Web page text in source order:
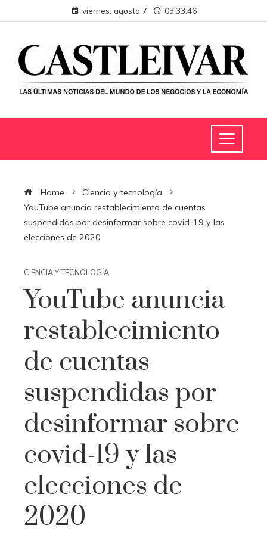
viernes, agosto 7 03:33:46
Home
Ciencia y tecnología
YouTube anuncia restablecimiento de cuentas
suspendidas por desinformar sobre covid-19 y las
elecciones de 2020
CIENCIA Y TECNOLOGÍA
YouTube anuncia
restablecimiento
de cuentas
suspendidas por
desinformar sobre
covid-19 y las
elecciones de
2020